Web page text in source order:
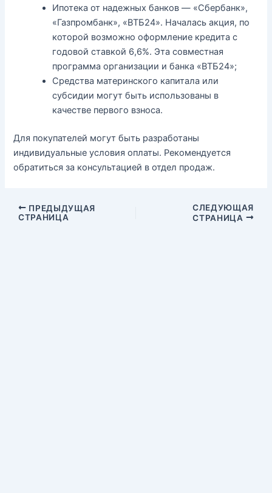
Ипотека от надежных банков — «Сбербанк»,
«Газпромбанк», «ВТБ24». Началась акция, по
которой возможно оформление кредита с
годовой ставкой 6,6%. Эта совместная
программа организации и банка «ВТБ24»;
Средства материнского капитала или
субсидии могут быть использованы в
качестве первого взноса.
Для покупателей могут быть разработаны
индивидуальные условия оплаты. Рекомендуется
обратиться за консультацией в отдел продаж.
ПРЕДЫДУЩАЯ
СТРАНИЦА
СЛЕДУЮЩАЯ
СТРАНИЦА